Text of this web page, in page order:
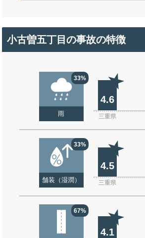
小古曽五丁目の事故の特徴
33%
雨
4.6
三重県
33%
舗装（湿潤）
4.5
三重県
67%
4.1